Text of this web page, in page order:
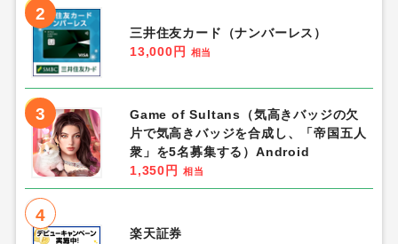
2
三井住友カード（ナンバーレス）
13,000円
相当
3
Game of Sultans（気高きバッジの欠
片で気高きバッジを合成し、「帝国五人
衆」を5名募集する）Android
1,350円
相当
4
楽天証券